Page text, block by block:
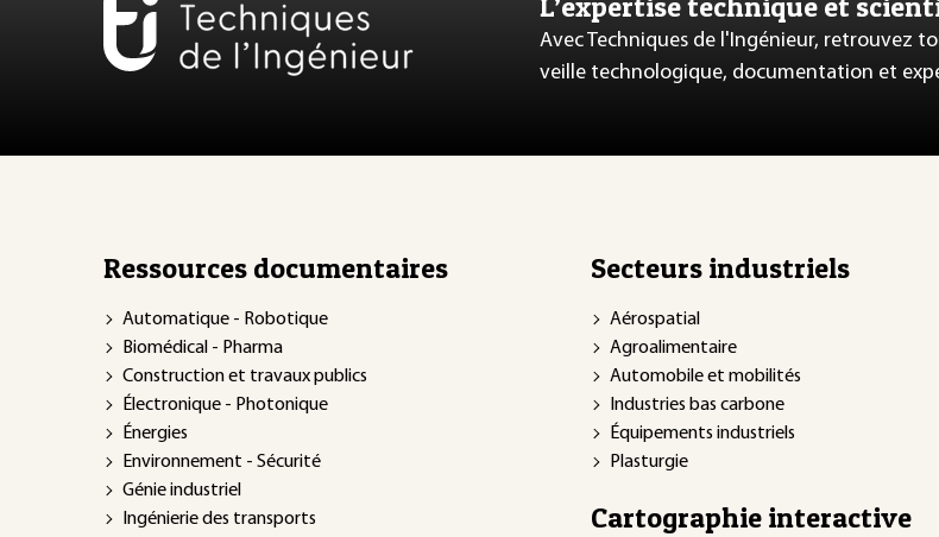
Avec Techniques de l'Ingénieur, retrouvez
veille technologique, documentation et
Ressources documentaires
Automatique - Robotique
Biomédical - Pharma
Construction et travaux publics
Électronique - Photonique
Énergies
Environnement - Sécurité
Génie industriel
Ingénierie des transports
Secteurs industriels
Aérospatial
Agroalimentaire
Automobile et mobilités
Industries bas carbone
Équipements industriels
Plasturgie
Cartographie interactive